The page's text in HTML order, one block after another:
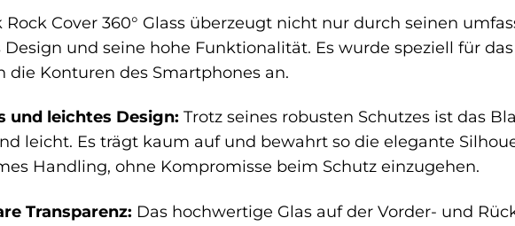
Rock Cover 360° Glass überzeugt nicht nur durch seinen
und seine hohe Funktionalität. Es wurde speziell für
die Konturen des Smartphones an.
und leichtes Design: Trotz seines robusten Schutzes ist das
leicht. Es trägt kaum auf und bewahrt so die elegante
Handling, ohne Kompromisse beim Schutz einzugehen.
Transparenz: Das hochwertige Glas auf der Vorder- und